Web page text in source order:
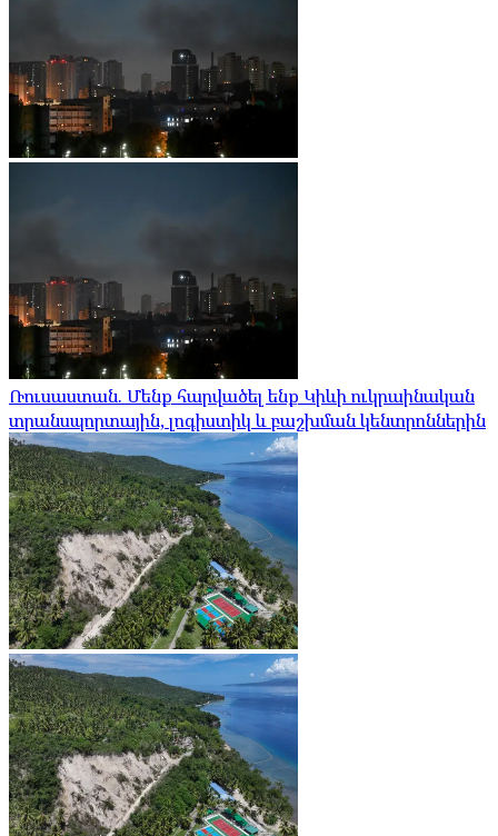
Ռուսաստան. Մենք հարվածել ենք Կիևի ուկրաինական
տրանսպորտային, լոգիստիկ և բաշխման կենտրոններին